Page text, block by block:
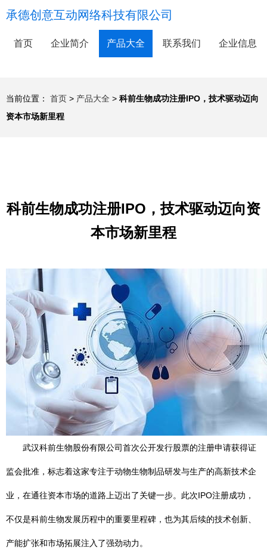
承德创意互动网络科技有限公司
首页 企业简介 产品大全 联系我们 企业信息
当前位置： 首页 > 产品大全 > 科前生物成功注册IPO，技术驱动迈向
资本市场新里程
科前生物成功注册IPO，技术驱动迈向资
本市场新里程
武汉科前生物股份有限公司首次公开发行股票的注册申请获得证
监会批准，标志着这家专注于动物生物制品研发与生产的高新技术企
业，在通往资本市场的道路上迈出了关键一步。此次IPO注册成功，
不仅是科前生物发展历程中的重要里程碑，也为其后续的技术创新、
产能扩张和市场拓展注入了强劲动力。